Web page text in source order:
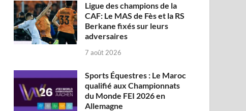
Ligue des champions de la
CAF: Le MAS de Fès et la RS
Berkane fixés sur leurs
adversaires
7 août 2026
Sports Équestres : Le Maroc
qualifié aux Championnats
du Monde FEI 2026 en
Allemagne